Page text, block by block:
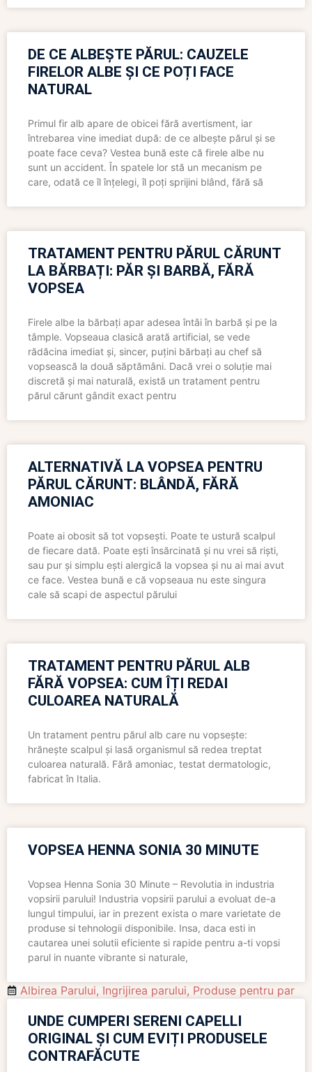
DE CE ALBEȘTE PĂRUL: CAUZELE
FIRELOR ALBE ȘI CE POȚI FACE
NATURAL
Primul fir alb apare de obicei fără avertisment, iar
întrebarea vine imediat după: de ce albește părul și se
poate face ceva? Vestea bună este că firele albe nu
sunt un accident. În spatele lor stă un mecanism pe
care, odată ce îl înțelegi, îl poți sprijini blând, fără să
TRATAMENT PENTRU PĂRUL CĂRUNT
LA BĂRBAȚI: PĂR ȘI BARBĂ, FĂRĂ
VOPSEA
Firele albe la bărbați apar adesea întâi în barbă și pe la
tâmple. Vopseaua clasică arată artificial, se vede
rădăcina imediat și, sincer, puțini bărbați au chef să
vopsească la două săptămâni. Dacă vrei o soluție mai
discretă și mai naturală, există un tratament pentru
părul cărunt gândit exact pentru
ALTERNATIVĂ LA VOPSEA PENTRU
PĂRUL CĂRUNT: BLÂNDĂ, FĂRĂ
AMONIAC
Poate ai obosit să tot vopsești. Poate te ustură scalpul
de fiecare dată. Poate ești însărcinată și nu vrei să riști,
sau pur și simplu ești alergică la vopsea și nu ai mai avut
ce face. Vestea bună e că vopseaua nu este singura
cale să scapi de aspectul părului
TRATAMENT PENTRU PĂRUL ALB
FĂRĂ VOPSEA: CUM ÎȚI REDAI
CULOAREA NATURALĂ
Un tratament pentru părul alb care nu vopsește:
hrănește scalpul și lasă organismul să redea treptat
culoarea naturală. Fără amoniac, testat dermatologic,
fabricat în Italia.
VOPSEA HENNA SONIA 30 MINUTE
Vopsea Henna Sonia 30 Minute – Revolutia in industria
vopsirii parului! Industria vopsirii parului a evoluat de-a
lungul timpului, iar in prezent exista o mare varietate de
produse si tehnologii disponibile. Insa, daca esti in
cautarea unei solutii eficiente si rapide pentru a-ti vopsi
parul in nuante vibrante si naturale,
Albirea Parului, Ingrijirea parului, Produse pentru par
UNDE CUMPERI SERENI CAPELLI
ORIGINAL ȘI CUM EVIȚI PRODUSELE
CONTRAFĂCUTE